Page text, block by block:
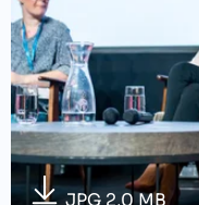
JPG 2,0 MB